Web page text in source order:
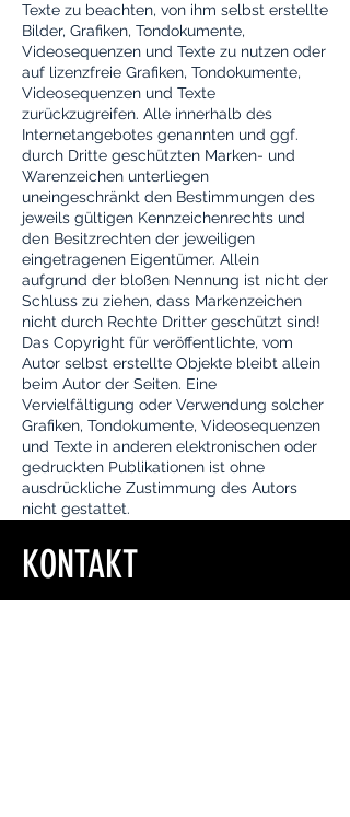
Texte zu beachten, von ihm selbst erstellte
Bilder, Grafiken, Tondokumente,
Videosequenzen und Texte zu nutzen oder
auf lizenzfreie Grafiken, Tondokumente,
Videosequenzen und Texte
zurückzugreifen. Alle innerhalb des
Internetangebotes genannten und ggf.
durch Dritte geschützten Marken- und
Warenzeichen unterliegen
uneingeschränkt den Bestimmungen des
jeweils gültigen Kennzeichenrechts und
den Besitzrechten der jeweiligen
eingetragenen Eigentümer. Allein
aufgrund der bloßen Nennung ist nicht der
Schluss zu ziehen, dass Markenzeichen
nicht durch Rechte Dritter geschützt sind!
Das Copyright für veröffentlichte, vom
Autor selbst erstellte Objekte bleibt allein
beim Autor der Seiten. Eine
Vervielfältigung oder Verwendung solcher
Grafiken, Tondokumente, Videosequenzen
und Texte in anderen elektronischen oder
gedruckten Publikationen ist ohne
ausdrückliche Zustimmung des Autors
nicht gestattet.
KONTAKT